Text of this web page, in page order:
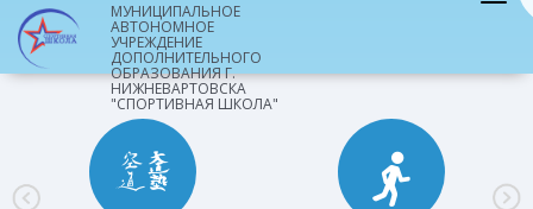
МУНИЦИПАЛЬНОЕ
АВТОНОМНОЕ
УЧРЕЖДЕНИЕ
ДОПОЛНИТЕЛЬНОГО
ОБРАЗОВАНИЯ Г.
НИЖНЕВАРТОВСКА
"СПОРТИВНАЯ ШКОЛА"